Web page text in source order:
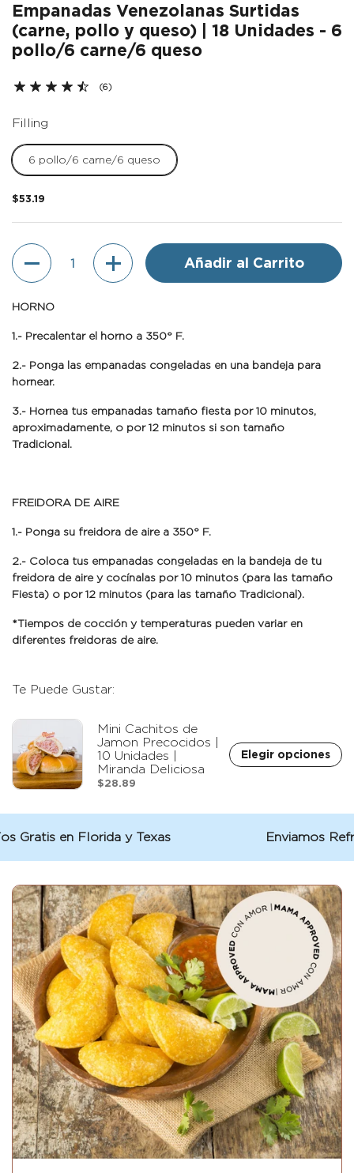
Empanadas Venezolanas Surtidas
(carne, pollo y queso) | 18 Unidades - 6
pollo/6 carne/6 queso
(6)
Filling
6 pollo/6 carne/6 queso
$53.19
Cantidad
Añadir al Carrito
HORNO
1.- Precalentar el horno a 350° F.
2.- Ponga las empanadas congeladas en una bandeja para
hornear.
3.- Hornea tus empanadas tamaño fiesta por 10 minutos,
aproximadamente, o por 12 minutos si son tamaño
Tradicional.
FREIDORA DE AIRE
1.- Ponga su freidora de aire a 350° F.
2.- Coloca tus empanadas congeladas en la bandeja de tu
freidora de aire y cocínalas por 10 minutos (para las tamaño
Fiesta) o por 12 minutos (para las tamaño Tradicional).
*Tiempos de cocción y temperaturas pueden variar en
diferentes freidoras de aire.
Te Puede Gustar:
Mini Cachitos de
Jamon Precocidos |
10 Unidades |
Miranda Deliciosa
$28.89
Elegir opciones
en Florida y Texas Enviamos